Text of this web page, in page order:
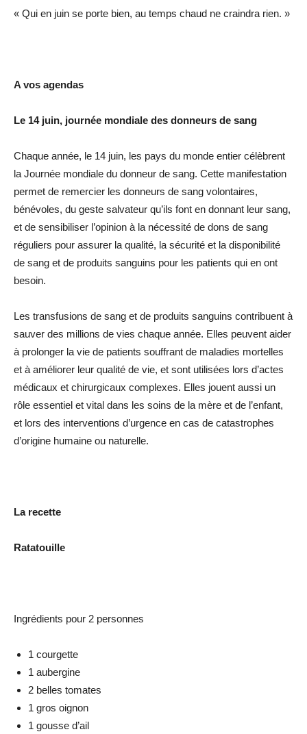
« Qui en juin se porte bien, au temps chaud ne craindra rien. »
A vos agendas
Le 14 juin, journée mondiale des donneurs de sang
Chaque année, le 14 juin, les pays du monde entier célèbrent
la Journée mondiale du donneur de sang. Cette manifestation
permet de remercier les donneurs de sang volontaires,
bénévoles, du geste salvateur qu’ils font en donnant leur sang,
et de sensibiliser l’opinion à la nécessité de dons de sang
réguliers pour assurer la qualité, la sécurité et la disponibilité
de sang et de produits sanguins pour les patients qui en ont
besoin.
Les transfusions de sang et de produits sanguins contribuent à
sauver des millions de vies chaque année. Elles peuvent aider
à prolonger la vie de patients souffrant de maladies mortelles
et à améliorer leur qualité de vie, et sont utilisées lors d’actes
médicaux et chirurgicaux complexes. Elles jouent aussi un
rôle essentiel et vital dans les soins de la mère et de l’enfant,
et lors des interventions d’urgence en cas de catastrophes
d’origine humaine ou naturelle.
La recette
Ratatouille
Ingrédients pour 2 personnes
1 courgette
1 aubergine
2 belles tomates
1 gros oignon
1 gousse d’ail